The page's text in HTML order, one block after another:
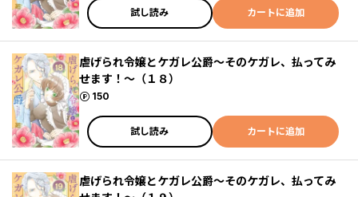
試し読み カートに追加
虐げられ令嬢とケガレ公爵～そのケガレ、払ってみ
せます！～（１８）
150
ポイント
試し読み カートに追加
虐げられ令嬢とケガレ公爵～そのケガレ、払ってみ